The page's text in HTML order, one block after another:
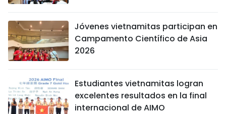
Jóvenes vietnamitas participan en
Campamento Científico de Asia
2026
Estudiantes vietnamitas logran
excelentes resultados en la final
internacional de AIMO